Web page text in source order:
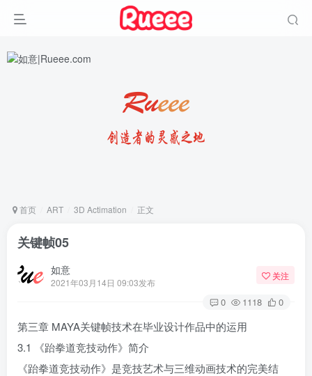
首页 ART 3D Actimation 正文
关键帧05
如意
2021年03月14日 09:03发布
关注
0 1118 0
第三章 MAYA关键帧技术在毕业设计作品中的运用
3.1 《跆拳道竞技动作》简介
《跆拳道竞技动作》是竞技艺术与三维动画技术的完美结